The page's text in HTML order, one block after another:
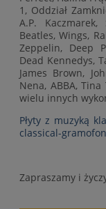
1, Oddział
A.P.
Beatles, Wings,
Zeppelin, Deep
Dead Kennedys,
James Brown,
Nena, ABBA,
wielu innych
Płyty z muzyką
classical-
Zapraszamy i